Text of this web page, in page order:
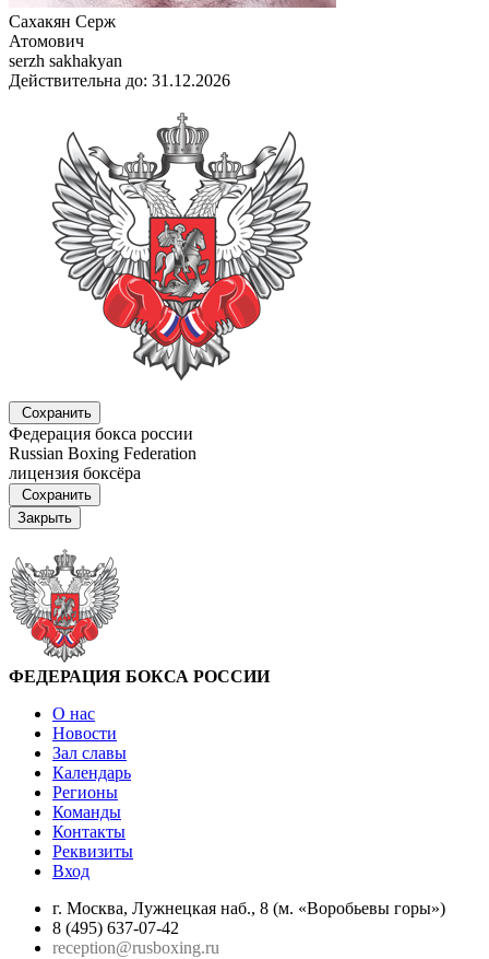
Сахакян Серж
Атомович
serzh sakhakyan
Действительна до: 31.12.2026
Сохранить
Федерация бокса россии
Russian Boxing Federation
лицензия боксёра
Сохранить
Закрыть
ФЕДЕРАЦИЯ БОКСА РОССИИ
О нас
Новости
Зал славы
Календарь
Регионы
Команды
Контакты
Реквизиты
Вход
г. Москва, Лужнецкая наб., 8 (м. «Воробьевы горы»)
8 (495) 637-07-42
reception@rusboxing.ru